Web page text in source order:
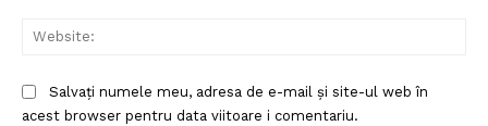
Salvați numele meu, adresa de e-mail și site-ul web în
acest browser pentru data viitoare i comentariu.